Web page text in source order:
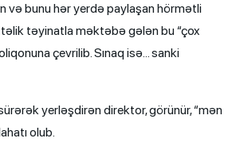
və bunu hər yerdə paylaşan hörmətli
təyinatla məktəbə gələn bu “çox
çevrilib. Sınaq isə… sanki
yerləşdirən direktor, görünür, “mən
olub.